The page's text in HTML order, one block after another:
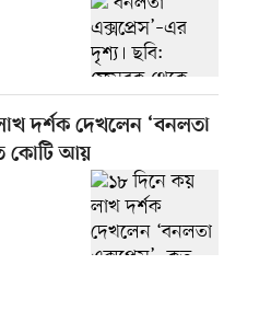
দর্শক দেখলেন ‘বনলতা
কোটি আয়